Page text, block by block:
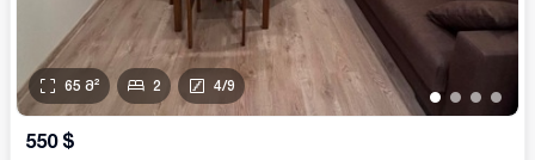
• • • •
65 მ² 2 4/9
550 $